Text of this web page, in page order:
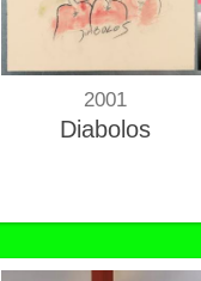
2001
Diabolos